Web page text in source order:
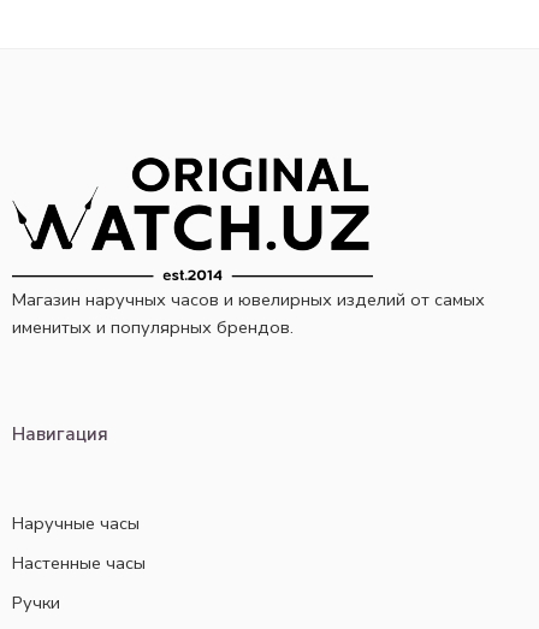
Магазин наручных часов и ювелирных изделий от самых
именитых и популярных брендов.
Навигация
Наручные часы
Настенные часы
Ручки